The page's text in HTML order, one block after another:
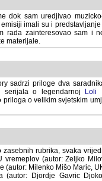
dok sam uredjivao
imali su i
rada zainteresovao sam i
materijale.
sadrzi priloge dva
serijala o legendarnoj
Loli
o velikim svjetskim
rubrika, svaka
vremeplov (autor: Zeljko
(autor: Milenko Mišo Maric,
(autor: Djordje Gavric